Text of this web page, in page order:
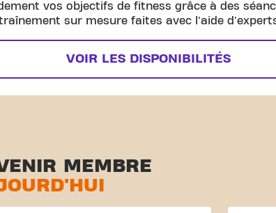
vos objectifs de fitness grâce à des
sur mesure faites avec l'aide
VOIR LES DISPONIBILITÉS
MEMBRE